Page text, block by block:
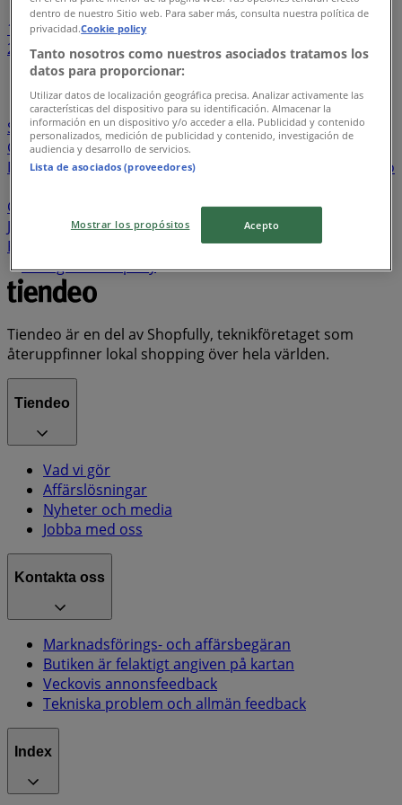
1
...
2
456
21
Gymgrossisten
Din sko Nespresso
Coop Daglivs
Synsam
Picard Deichmann Team Sportia
Ahlsell
Guldfynd
In & Finn Telenor Gina Tricot
Distrelec
XL-Bygg Resia
Eurosko
COS
Birkenstock RoyalDesign
Jack & Jones
Burger King Office Depot
Forex Bank
Gant Apple
Albrekts Guld
Lexington Company
Tiendeo är en del av Shopfully, teknikföretaget som
återuppfinner lokal shopping över hela världen.
Tiendeo
Vad vi gör
Affärslösningar
Nyheter och media
Jobba med oss
Kontakta oss
Marknadsförings- och affärsbegäran
Butiken är felaktigt angiven på kartan
Veckovis annonsfeedback
Tekniska problem och allmän feedback
Index
dentro de nuestro Sitio web. Para saber más, consulta nuestra política de
privacidad.Cookie policy
Tanto nosotros como nuestros asociados tratamos los
datos para proporcionar:
Utilizar datos de localización geográfica precisa. Analizar activamente las
características del dispositivo para su identificación. Almacenar la
información en un dispositivo y/o acceder a ella. Publicidad y contenido
personalizados, medición de publicidad y contenido, investigación de
audiencia y desarrollo de servicios.
Lista de asociados (proveedores)
Mostrar los propósitos Acepto